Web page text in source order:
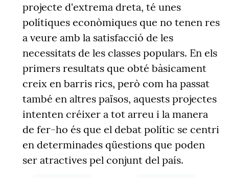
projecte d'extrema dreta, té unes
polítiques econòmiques que no tenen res
a veure amb la satisfacció de les
necessitats de les classes populars. En els
primers resultats que obté bàsicament
creix en barris rics, però com ha passat
també en altres països, aquests projectes
intenten créixer a tot arreu i la manera
de fer-ho és que el debat polític se centri
en determinades qüestions que poden
ser atractives pel conjunt del país.